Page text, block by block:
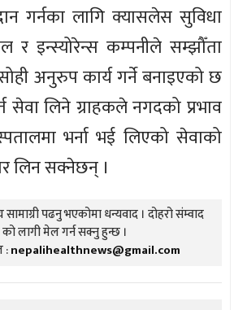
गर्नका लागि क्यासलेस सुविधा
र इन्स्योरेन्स कम्पनीले सम्झौँता
अनुरुप कार्य गर्ने बनाइएको छ
सेवा लिने ग्राहकले नगदको प्रभाव
भर्ना भई लिएको सेवाको
लिन सक्नेछन् ।
पढनु भएकोमा धन्यवाद । दोहरो संम्वाद
को लागी मेल गर्न सक्नु हुन्छ ।
:nepalihealthnews@gmail.com